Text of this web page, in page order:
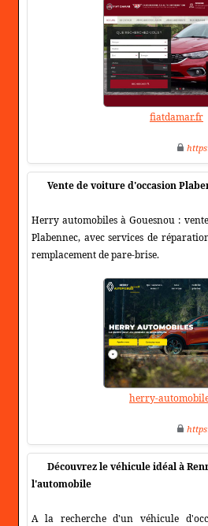
fiatdamar.fr
https
Vente de voiture d'occasion
Herry automobiles à Gouesnou :
Plabennec, avec services de
remplacement de pare-brise.
herry-
https
Découvrez le véhicule idéal à
l'automobile
A la recherche d'un véhicule